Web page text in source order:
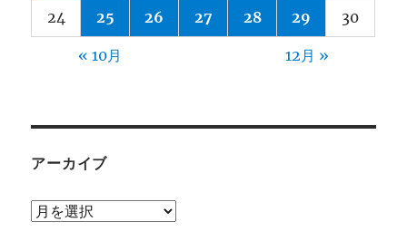
24 25 26 27 28 29 30
« 10月 12月 »
アーカイブ
ア